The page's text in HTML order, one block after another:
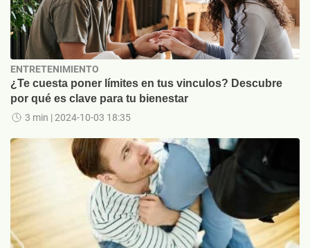
ENTRETENIMIENTO
¿Te cuesta poner límites en tus vinculos? Descubre
por qué es clave para tu bienestar
3 min | 2024-10-03 18:35